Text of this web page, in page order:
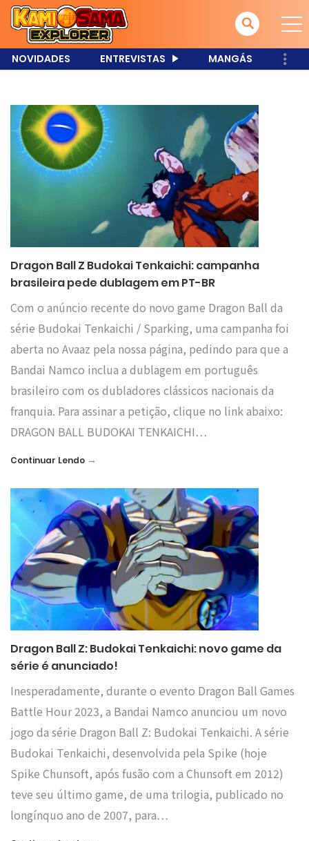
NOVIDADES ENTREVISTAS MANGÁS
Dragon Ball Z Budokai Tenkaichi: campanha
brasileira pede dublagem em PT-BR
Com o anúncio recente do novo game Dragon Ball da
série Budokai Tenkaichi / Sparking, uma campanha foi
aberta no Avaaz pela nossa página, pedindo para que a
Bandai Namco inclua a dublagem em português
brasileiro com os dubladores clássicos nacionais da
franquia. Para assinar a petição, clique no link abaixo:
DRAGON BALL BUDOKAI TENKAICHI…
Continuar Lendo →
Dragon Ball Z: Budokai Tenkaichi: novo game da
série é anunciado!
Inesperadamente, durante o evento Dragon Ball Games
Battle Hour 2023, a Bandai Namco anunciou um novo
jogo da série Dragon Ball Z: Budokai Tenkaichi. A série
Budokai Tenkaichi, desenvolvida pela Spike (hoje
Spike Chunsoft, após fusão com a Chunsoft em 2012)
teve seu último game, de uma trilogia, publicado no
longínquo ano de 2007, para…